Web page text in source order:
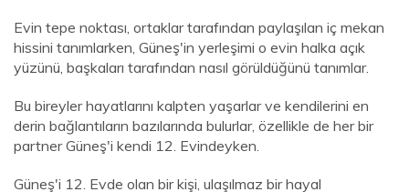
Evin tepe noktası, ortaklar tarafından paylaşılan iç mekan
hissini tanımlarken, Güneş'in yerleşimi o evin halka açık
yüzünü, başkaları tarafından nasıl görüldüğünü tanımlar.
Bu bireyler hayatlarını kalpten yaşarlar ve kendilerini en
derin bağlantıların bazılarında bulurlar, özellikle de her bir
partner Güneş'i kendi 12. Evindeyken.
Güneş'i 12. Evde olan bir kişi, ulaşılmaz bir hayal